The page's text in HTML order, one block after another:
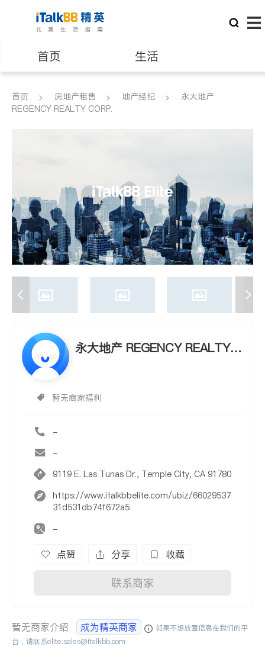
首页 生活
医生 律师
养老 非盈利组织
首页 房地产租售 地产经纪
永大地产
REGENCY REALTY CORP.
永大地产 REGENCY REALTY C
暂无商家福利
-
-
9119 E. Las Tunas Dr., Temple City, CA 91780
https://www.italkbbelite.com/ubiz/66029537
31d531db74f672a5
-
点赞 分享 收藏
联系商家
暂无商家介绍 成为精英商家
如果不想放置信息在我们的平
台，请联系elite.sales@italkbb.com